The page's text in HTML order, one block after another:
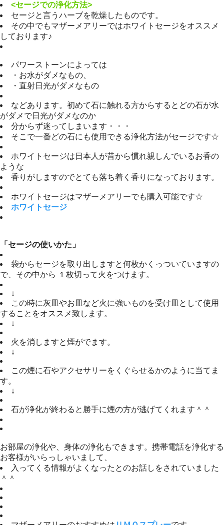
<セージでの浄化方法>
セージと言うハーブを乾燥したものです。
その中でもマザーメアリーではホワイトセージをオススメ
しております♪
パワーストーンによっては
・お水がダメなもの、
・直射日光がダメなもの
などあります。初めて石に触れる方からするとどの石が水
がダメで日光がダメなのか
分からず迷ってしまいます・・・
そこで一番どの石にも使用できる浄化方法がセージです☆
ホワイトセージは日本人が昔から慣れ親しんでいるお香の
ような
香りがしますのでとても落ち着く香りになっております。
ホワイトセージはマザーメアリーでも購入可能です☆
ホワイトセージ
「セージの使いかた」
袋からセージを取り出しますと何枚かくっついていますの
で、その中から １枚切って火をつけます。
↓
この時に灰皿やお皿など火に強いものを受け皿として使用
することをオススメ致します。
↓
火を消しますと煙がでます。
↓
この煙に石やアクセサリーをくぐらせるかのように当てま
す。
↓
石が浄化が終わると勝手に煙の方が逃げてくれます＾＾
お部屋の浄化や、身体の浄化もできます。携帯電話を浄化する
お客様がいらっしゃいまして、
入ってくる情報がよくなったとのお話しをされていました
＾＾